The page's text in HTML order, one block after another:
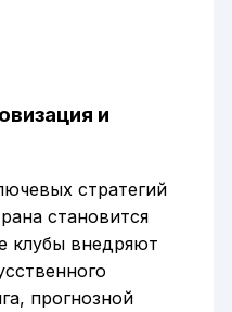
и
стратегий
становится
клубы внедряют
прогнозной